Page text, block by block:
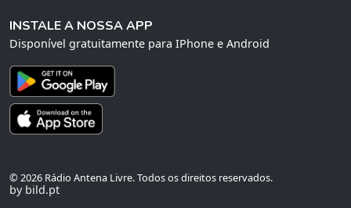
INSTALE A NOSSA APP
Disponível gratuitamente para IPhone e Android
© 2026 Rádio Antena Livre. Todos os direitos reservados.
by bild.pt